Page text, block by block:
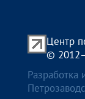
Центр
©
Разработка